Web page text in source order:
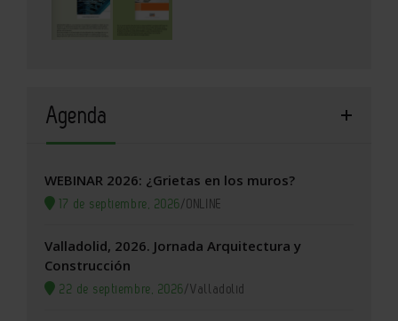
Agenda
WEBINAR 2026: ¿Grietas en los muros?
17 de septiembre, 2026/ONLINE
Valladolid, 2026. Jornada Arquitectura y
Construcción
22 de septiembre, 2026/Valladolid